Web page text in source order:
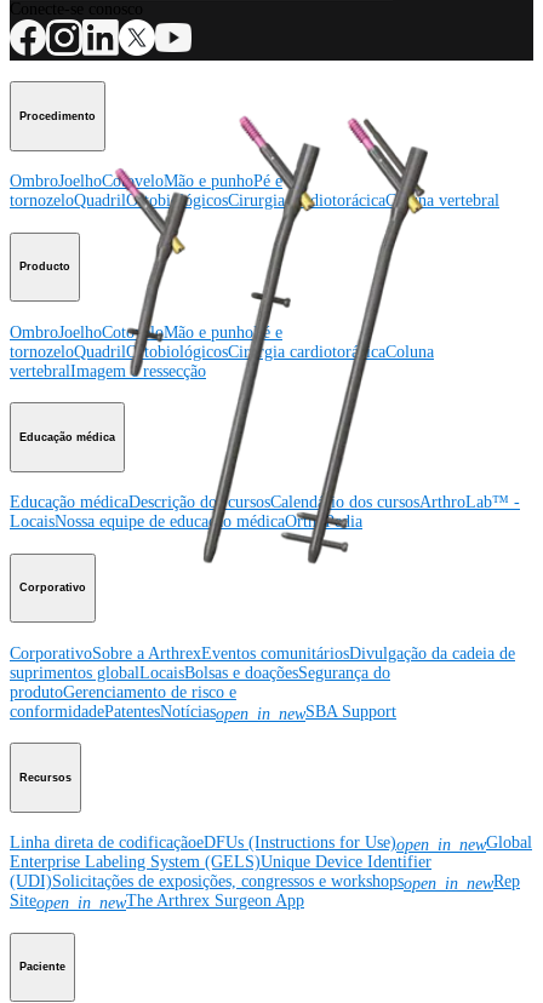
Procedimento
OmbroJoelhoCotoveloMão e punhoPé e
tornozeloQuadrilOrtobiológicosCirurgia cardiotorácicaColuna vertebral
Producto
OmbroJoelhoCotoveloMão e punhoPé e
tornozeloQuadrilOrtobiológicosCirurgia cardiotorácicaColuna
vertebralImagem e ressecção
Educação médica
Educação médicaDescrição dos cursosCalendário dos cursosArthroLab™ -
LocaisNossa equipe de educação médicaOrthoPedia
Corporativo
CorporativoSobre a ArthrexEventos comunitáriosDivulgação da cadeia de
suprimentos globalLocaisBolsas e doaçõesSegurança do
produtoGerenciamento de risco e
conformidadePatentesNotíciasopen_in_newSBA Support
Recursos
Linha direta de codificaçãoeDFUs (Instructions for Use)open_in_newGlobal
Enterprise Labeling System (GELS)Unique Device Identifier
(UDI)Solicitações de exposições, congressos e workshopsopen_in_newRep
Siteopen_in_newThe Arthrex Surgeon App
Paciente